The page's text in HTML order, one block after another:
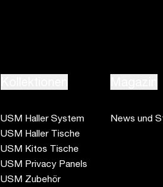
USM Haller System
USM Haller Tische
USM Kitos Tische
USM Privacy Panels
USM Zubehör
News und